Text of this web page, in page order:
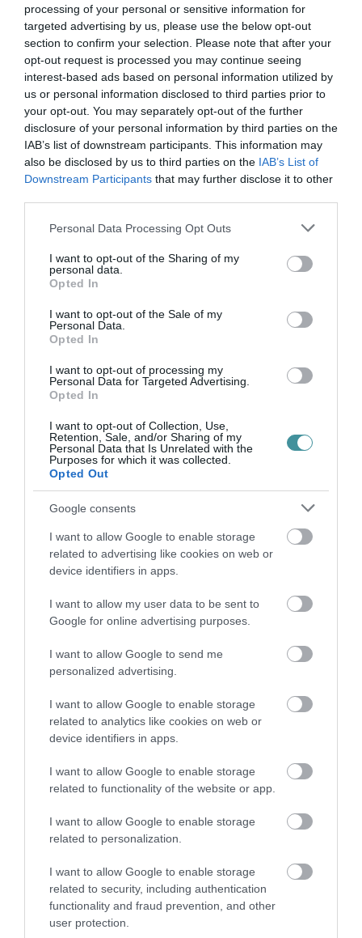
processing of your personal or sensitive information for
targeted advertising by us, please use the below opt-out
section to confirm your selection. Please note that after your
opt-out request is processed you may continue seeing
interest-based ads based on personal information utilized by
us or personal information disclosed to third parties prior to
your opt-out. You may separately opt-out of the further
disclosure of your personal information by third parties on the
IAB’s list of downstream participants. This information may
also be disclosed by us to third parties on the IAB’s List of
Downstream Participants that may further disclose it to other
Please note that this website/app uses one or more Google
not limited to your visit or usage behaviour. You may click to
grant or deny consent to Google and its third-party tags to
use your data for below specified purposes in below Google
consent section.
Personal Data Processing Opt Outs
I want to opt-out of the Sharing of my
personal data.
Opted In
I want to opt-out of the Sale of my
Personal Data.
Opted In
I want to opt-out of processing my
Personal Data for Targeted Advertising.
Opted In
I want to opt-out of Collection, Use,
Retention, Sale, and/or Sharing of my
Personal Data that Is Unrelated with the
Purposes for which it was collected.
Opted Out
Google consents
I want to allow Google to enable storage
related to advertising like cookies on web or
device identifiers in apps.
I want to allow my user data to be sent to
Google for online advertising purposes.
I want to allow Google to send me
personalized advertising.
I want to allow Google to enable storage
related to analytics like cookies on web or
device identifiers in apps.
I want to allow Google to enable storage
related to functionality of the website or app.
I want to allow Google to enable storage
related to personalization.
I want to allow Google to enable storage
related to security, including authentication
functionality and fraud prevention, and other
user protection.
Legfrissebb híreink
MAGYAR PÉTERÉK A MARGITSZIGETEN
TALÁLKOZNAK A TISZA AKTIV...
FORRADALMI ÚJÍTÁSOK A JÖVŐ
ELEKTROMOS ROLLERREL SZENVEDETT
2026. augusztus 10
AZ ENDODONCIÁBAN
NÉLKÜLÖZHETETLEN ESZKÖZÖK
BELVÁROSÁBAN: ÜZLETEK KIRAKATA...
2026. augusztus 09|Riasztó
ORBÁN EGYKORI VÍZÜGYI ÁLLAMTITKÁRA
IS ELLENTMONDOTT A VOL...
2026. augusztus 09
A GYAKORNOKI MUNKA: LEHETŐSÉGEK ÉS
KIHÍVÁSOK A KARRIER KE...
2026. augusztus 09
35 PERCES TANÓRÁK ÉS KEVESEBB HÁZI